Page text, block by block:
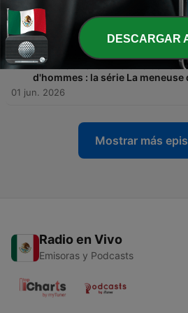
impossible : gérer la pression
Rosoux
08 jun. 2026
91 - 85. Être une femme CEO dans
d'hommes : la série La meneuse
01 jun. 2026
Mostrar más
Radio en Vivo
Emisoras y Podcasts
DESCARGAR